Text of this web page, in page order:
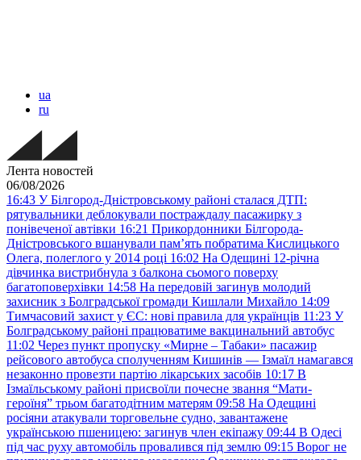
ua
ru
Лента новостей
06/08/2026
16:43 У Білгород-Дністровському районі сталася ДТП:
рятувальники деблокували постраждалу пасажирку з
понівеченої автівки 16:21 Прикордонники Білгорода-
Дністровського вшанували пам’ять побратима Кислицького
Олега, полеглого у 2014 році 16:02 На Одещині 12-річна
дівчинка вистрибнула з балкона сьомого поверху
багатоповерхівки 14:58 На передовій загинув молодий
захисник з Болградської громади Кишлали Михайло 14:09
Тимчасовий захист у ЄС: нові правила для українців 11:23 У
Болградському районі працюватиме вакцинальний автобус
11:02 Через пункт пропуску «Мирне – Табаки» пасажир
рейсового автобуса сполученням Кишинів — Ізмаїл намагався
незаконно провезти партію лікарських засобів 10:17 В
Ізмаїльському районі присвоїли почесне звання “Мати-
героїня” трьом багатодітним матерям 09:58 На Одещині
росіяни атакували торговельне судно, завантажене
українською пшеницею: загинув член екіпажу 09:44 В Одесі
під час руху автомобіль провалився під землю 09:15 Ворог не